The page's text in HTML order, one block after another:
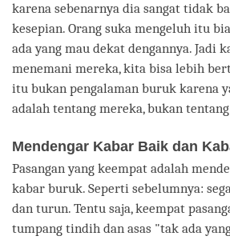
karena sebenarnya dia sangat tidak
kesepian. Orang suka mengeluh itu
ada yang mau dekat dengannya. Jadi
menemani mereka, kita bisa lebih
itu bukan pengalaman buruk karena
adalah tentang mereka, bukan
Mendengar Kabar Baik dan
Pasangan yang keempat adalah
kabar buruk. Seperti sebelumnya:
dan turun. Tentu saja, keempat
tumpang tindih dan asas "tak ada